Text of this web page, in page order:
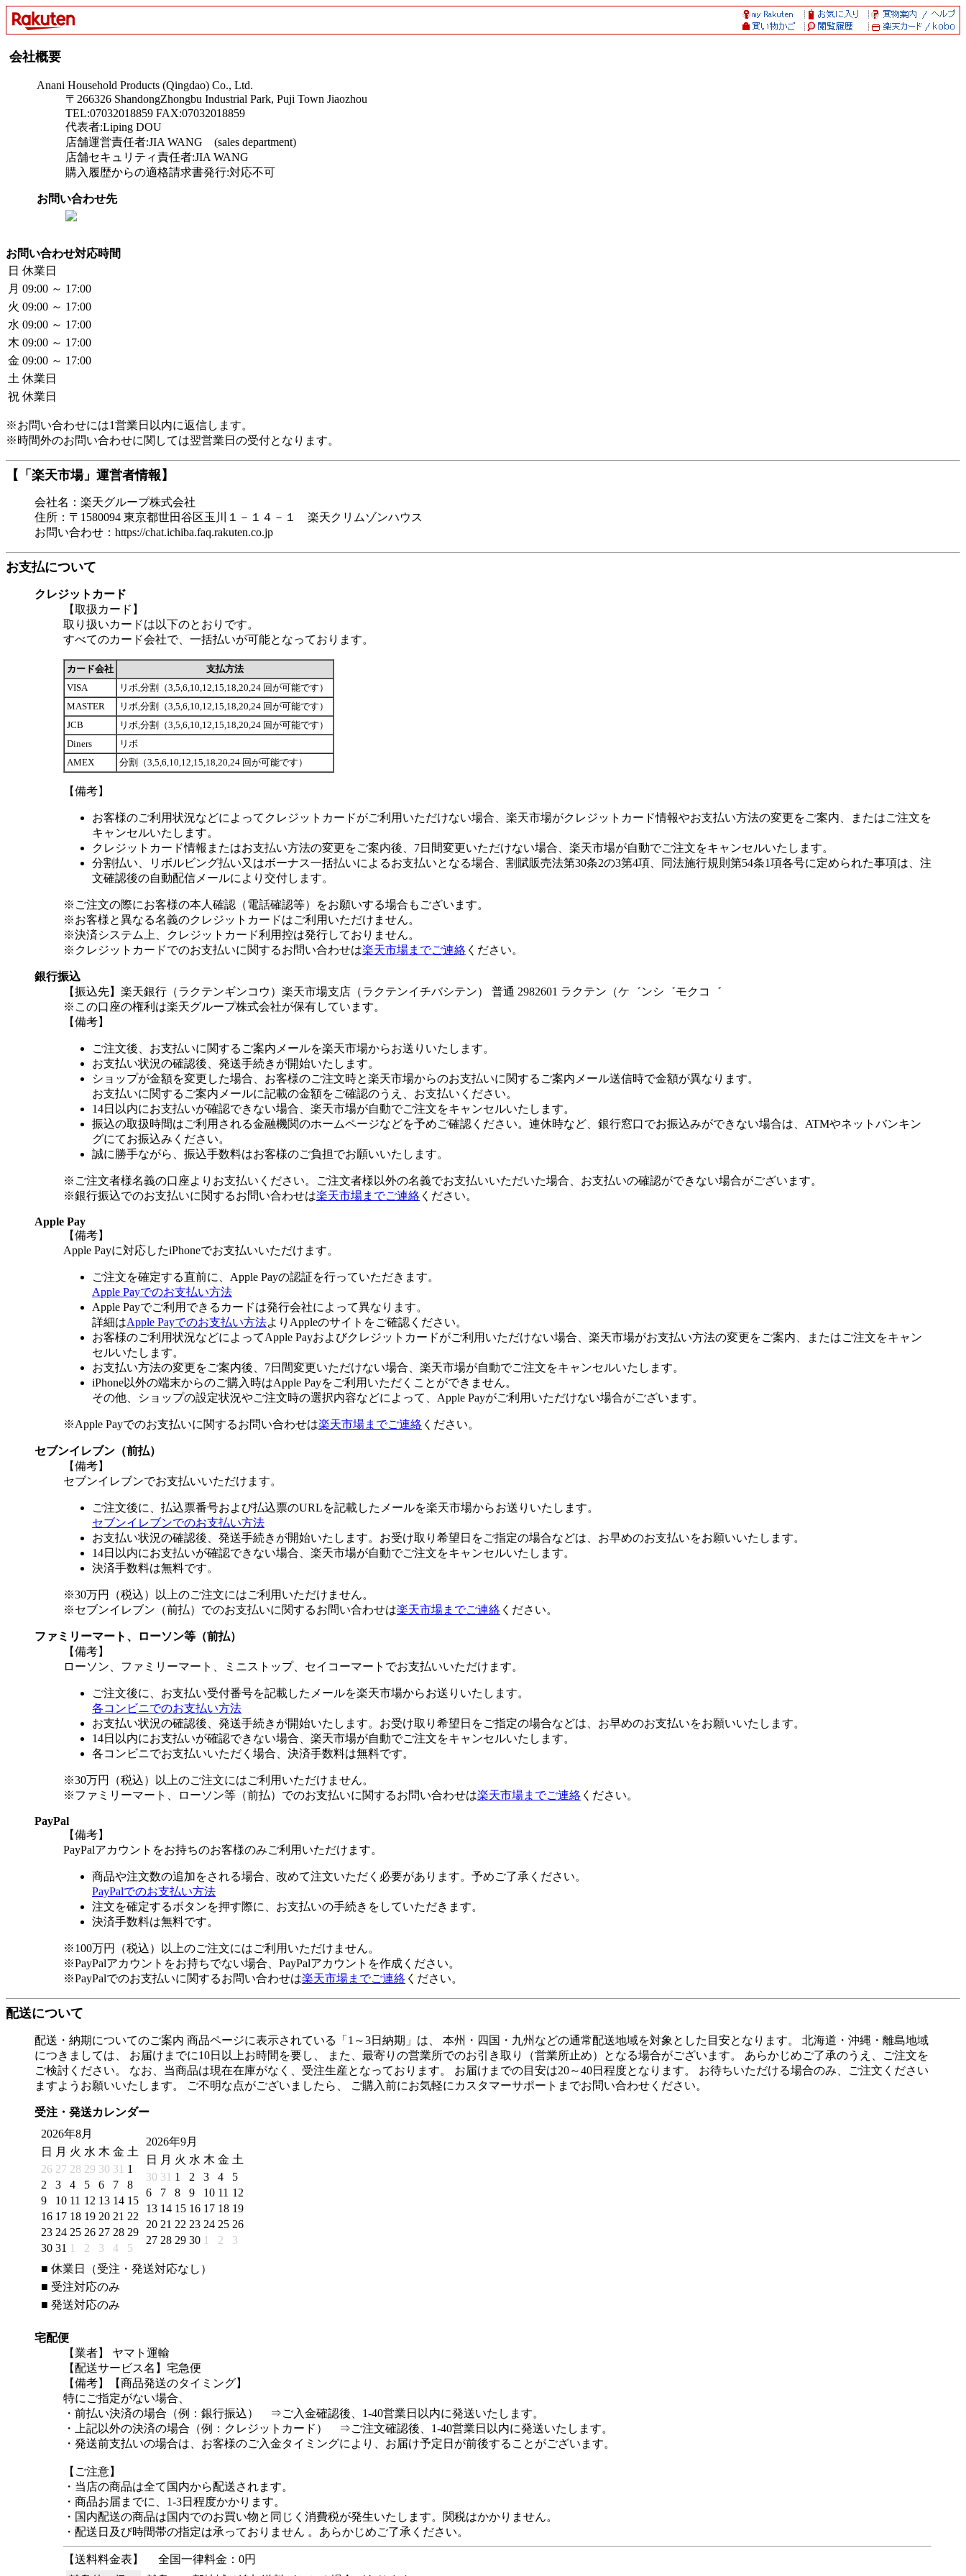
会社概要
Anani Household Products (Qingdao) Co., Ltd.
〒266326 ShandongZhongbu Industrial Park, Puji Town Jiaozhou
TEL:07032018859 FAX:07032018859
代表者:Liping DOU
店舗運営責任者:JIA WANG (sales department)
店舗セキュリティ責任者:JIA WANG
購入履歴からの適格請求書発行:対応不可
お問い合わせ先
お問い合わせ対応時間
日 休業日
月 09:00 ～ 17:00
火 09:00 ～ 17:00
水 09:00 ～ 17:00
木 09:00 ～ 17:00
金 09:00 ～ 17:00
土 休業日
祝 休業日
※お問い合わせには1営業日以内に返信します。
※時間外のお問い合わせに関しては翌営業日の受付となります。
【「楽天市場」運営者情報】
会社名：楽天グループ株式会社
住所：〒1580094 東京都世田谷区玉川１－１４－１ 楽天クリムゾンハウス
お問い合わせ：https://chat.ichiba.faq.rakuten.co.jp
お支払について
クレジットカード
【取扱カード】
取り扱いカードは以下のとおりです。
すべてのカード会社で、一括払いが可能となっております。
カード会社
支払方法
VISA
リボ,分割（3,5,6,10,12,15,18,20,24 回が可能です）
MASTER
リボ,分割（3,5,6,10,12,15,18,20,24 回が可能です）
JCB
リボ,分割（3,5,6,10,12,15,18,20,24 回が可能です）
Diners
リボ
AMEX
分割（3,5,6,10,12,15,18,20,24 回が可能です）
【備考】
お客様のご利用状況などによってクレジットカードがご利用いただけない場合、楽天市場がクレジットカード情報やお支払い方法の変更をご案内、またはご注文を
キャンセルいたします。
クレジットカード情報またはお支払い方法の変更をご案内後、7日間変更いただけない場合、楽天市場が自動でご注文をキャンセルいたします。
分割払い、リボルビング払い又はボーナス一括払いによるお支払いとなる場合、割賦販売法第30条2の3第4項、同法施行規則第54条1項各号に定められた事項は、注
文確認後の自動配信メールにより交付します。
※ご注文の際にお客様の本人確認（電話確認等）をお願いする場合もございます。
※お客様と異なる名義のクレジットカードはご利用いただけません。
※決済システム上、クレジットカード利用控は発行しておりません。
※クレジットカードでのお支払いに関するお問い合わせは楽天市場までご連絡 ください。
銀行振込
【振込先】楽天銀行（ラクテンギンコウ）楽天市場支店（ラクテンイチバシテン） 普通 2982601 ラクテン（ケ゛ンシ゛モクコ゛
※この口座の権利は楽天グループ株式会社が保有しています。
【備考】
ご注文後、お支払いに関するご案内メールを楽天市場からお送りいたします。
お支払い状況の確認後、発送手続きが開始いたします。
ショップが金額を変更した場合、お客様のご注文時と楽天市場からのお支払いに関するご案内メール送信時で金額が異なります。
お支払いに関するご案内メールに記載の金額をご確認のうえ、お支払いください。
14日以内にお支払いが確認できない場合、楽天市場が自動でご注文をキャンセルいたします。
振込の取扱時間はご利用される金融機関のホームページなどを予めご確認ください。連休時など、銀行窓口でお振込みができない場合は、ATMやネットバンキン
グにてお振込みください。
誠に勝手ながら、振込手数料はお客様のご負担でお願いいたします。
※ご注文者様名義の口座よりお支払いください。ご注文者様以外の名義でお支払いいただいた場合、お支払いの確認ができない場合がございます。
※銀行振込でのお支払いに関するお問い合わせは楽天市場までご連絡 ください。
Apple Pay
【備考】
Apple Payに対応したiPhoneでお支払いいただけます。
ご注文を確定する直前に、Apple Payの認証を行っていただきます。
Apple Payでのお支払い方法
Apple Payでご利用できるカードは発行会社によって異なります。
詳細はApple Payでのお支払い方法よりAppleのサイトをご確認ください。
お客様のご利用状況などによってApple Payおよびクレジットカードがご利用いただけない場合、楽天市場がお支払い方法の変更をご案内、またはご注文をキャン
セルいたします。
お支払い方法の変更をご案内後、7日間変更いただけない場合、楽天市場が自動でご注文をキャンセルいたします。
iPhone以外の端末からのご購入時はApple Payをご利用いただくことができません。
その他、ショップの設定状況やご注文時の選択内容などによって、Apple Payがご利用いただけない場合がございます。
※Apple Payでのお支払いに関するお問い合わせは楽天市場までご連絡 ください。
セブンイレブン（前払）
【備考】
セブンイレブンでお支払いいただけます。
ご注文後に、払込票番号および払込票のURLを記載したメールを楽天市場からお送りいたします。
セブンイレブンでのお支払い方法
お支払い状況の確認後、発送手続きが開始いたします。お受け取り希望日をご指定の場合などは、お早めのお支払いをお願いいたします。
14日以内にお支払いが確認できない場合、楽天市場が自動でご注文をキャンセルいたします。
決済手数料は無料です。
※30万円（税込）以上のご注文にはご利用いただけません。
※セブンイレブン（前払）でのお支払いに関するお問い合わせは楽天市場までご連絡 ください。
ファミリーマート、ローソン等（前払）
【備考】
ローソン、ファミリーマート、ミニストップ、セイコーマートでお支払いいただけます。
ご注文後に、お支払い受付番号を記載したメールを楽天市場からお送りいたします。
各コンビニでのお支払い方法
お支払い状況の確認後、発送手続きが開始いたします。お受け取り希望日をご指定の場合などは、お早めのお支払いをお願いいたします。
14日以内にお支払いが確認できない場合、楽天市場が自動でご注文をキャンセルいたします。
各コンビニでお支払いいただく場合、決済手数料は無料です。
※30万円（税込）以上のご注文にはご利用いただけません。
※ファミリーマート、ローソン等（前払）でのお支払いに関するお問い合わせは楽天市場までご連絡 ください。
PayPal
【備考】
PayPalアカウントをお持ちのお客様のみご利用いただけます。
商品や注文数の追加をされる場合、改めて注文いただく必要があります。予めご了承ください。
PayPalでのお支払い方法
注文を確定するボタンを押す際に、お支払いの手続きをしていただきます。
決済手数料は無料です。
※100万円（税込）以上のご注文にはご利用いただけません。
※PayPalアカウントをお持ちでない場合、PayPalアカウントを作成ください。
※PayPalでのお支払いに関するお問い合わせは楽天市場までご連絡 ください。
配送について
配送・納期についてのご案内 商品ページに表示されている「1～3日納期」は、 本州・四国・九州などの通常配送地域を対象とした目安となります。 北海道・沖縄・離島地域
につきましては、 お届けまでに10日以上お時間を要し、 また、最寄りの営業所でのお引き取り（営業所止め）となる場合がございます。 あらかじめご了承のうえ、ご注文を
ご検討ください。 なお、当商品は現在在庫がなく、受注生産となっております。 お届けまでの目安は20～40日程度となります。 お待ちいただける場合のみ、ご注文ください
ますようお願いいたします。 ご不明な点がございましたら、 ご購入前にお気軽にカスタマーサポートまでお問い合わせください。
受注・発送カレンダー
2026年8月
日
月 火 水 木 金 土
26 27 28 29 30 31 1
2
3 4 5 6 7
8
9
10 11 12 13 14 15
16 17 18 19 20 21 22
23 24 25 26 27 28 29
30 31 1 2 3 4 5
2026年9月
日
月 火 水 木 金 土
30 31 1 2 3 4
5
6
7 8 9 10 11 12
13 14 15 16 17 18 19
20 21 22 23 24 25 26
27 28 29 30 1 2 3
■ 休業日（受注・発送対応なし）
■ 受注対応のみ
■ 発送対応のみ
宅配便
【業者】 ヤマト運輸
【配送サービス名】宅急便
【備考】【商品発送のタイミング】
特にご指定がない場合、
・前払い決済の場合（例：銀行振込） ⇒ご入金確認後、1-40営業日以内に発送いたします。
・上記以外の決済の場合（例：クレジットカード） ⇒ご注文確認後、1-40営業日以内に発送いたします。
・発送前支払いの場合は、お客様のご入金タイミングにより、お届け予定日が前後することがございます。
【ご注意】
・当店の商品は全て国内から配送されます。
・商品お届までに、1-3日程度かかります。
・国内配送の商品は国内でのお買い物と同じく消費税が発生いたします。関税はかかりません。
・配送日及び時間帯の指定は承っておりません 。あらかじめご了承ください。
【送料料金表】
全国一律料金：0円